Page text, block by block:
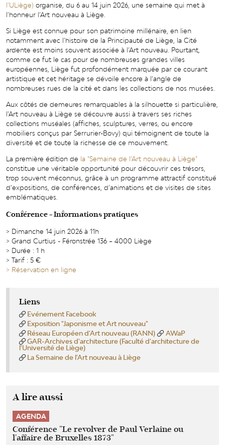
l’ULiège) organise, du 6 au 14 juin 2026, une semaine qui met à
l’honneur l’Art nouveau à Liège.
Si Liège est connue pour son patrimoine millénaire, en lien
notamment avec l’histoire de la Principauté de Liège, la Cité
ardente est moins souvent associée à l’Art nouveau. Pourtant,
comme ce fut le cas pour de nombreuses grandes villes
européennes, Liège fut profondément marquée par ce courant
artistique et cet héritage se dévoile encore à l’angle de
nombreuses rues de la cité et dans les collections de nos musées.
Aux côtés de demeures remarquables à la silhouette si particulière,
l’Art nouveau à Liège se découvre aussi à travers ses riches
collections muséales (affiches, sculptures, verres, ou encore
mobiliers conçus par Serrurier-Bovy) qui témoignent de toute la
diversité et de toute la richesse de ce mouvement.
La première édition de la "Semaine de l’Art nouveau à Liège"
constitue une véritable opportunité pour découvrir ces trésors,
trop souvent méconnus, grâce à un programme attractif constitué
d’expositions, de conférences, d’animations et de visites de sites
emblématiques.
Conférence - Informations pratiques
> Dimanche 14 juin 2026 à 11h
> Grand Curtius - Féronstrée 136 – 4000 Liège
> Durée : 1 h
> Tarif : 5 €
> Réservation en ligne
Liens
Evénement Facebook
Exposition "Japonisme et Art nouveau"
Réseau Européen d'Art nouveau (RANN)
AWaP
GAR-Archives d'architecture (Faculté d'architecture de
l'Université de Liège)
La Semaine de l'Art nouveau à Liège
A lire aussi
AGENDA
Conférence "Le revolver de Paul Verlaine ou
l'affaire de Bruxelles 1873"